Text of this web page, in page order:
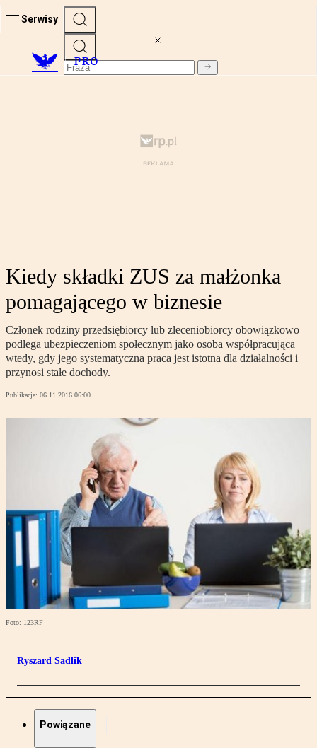
Serwisy
PRO
Kiedy składki ZUS za małżonka
pomagającego w biznesie
Członek rodziny przedsiębiorcy lub zleceniobiorcy obowiązkowo
podlega ubezpieczeniom społecznym jako osoba współpracująca
wtedy, gdy jego systematyczna praca jest istotna dla działalności i
przynosi stałe dochody.
Publikacja: 06.11.2016 06:00
Foto: 123RF
Ryszard Sadlik
Powiązane